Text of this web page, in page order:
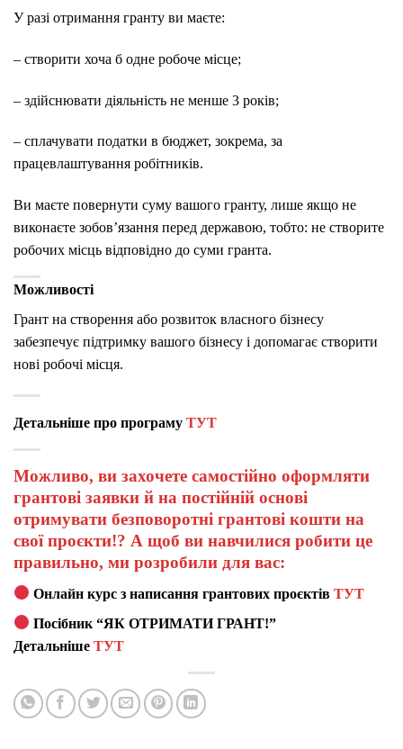
У разі отримання гранту ви маєте:
– створити хоча б одне робоче місце;
– здійснювати діяльність не менше 3 років;
– сплачувати податки в бюджет, зокрема, за
працевлаштування робітників.
Ви маєте повернути суму вашого гранту, лише якщо не
виконаєте зобов’язання перед державою, тобто: не створите
робочих місць відповідно до суми гранта.
Можливості
Грант на створення або розвиток власного бізнесу
забезпечує підтримку вашого бізнесу і допомагає створити
нові робочі місця.
Детальніше про програму ТУТ
Можливо, ви захочете самостійно оформляти
грантові заявки й на постійній основі
отримувати безповоротні грантові кошти на
свої проєкти!? А щоб ви навчилися робити це
правильно, ми розробили для вас:
Онлайн курс з написання грантових проєктівТУТ
Посібник “ЯК ОТРИМАТИ ГРАНТ!”
Детальніше ТУТ